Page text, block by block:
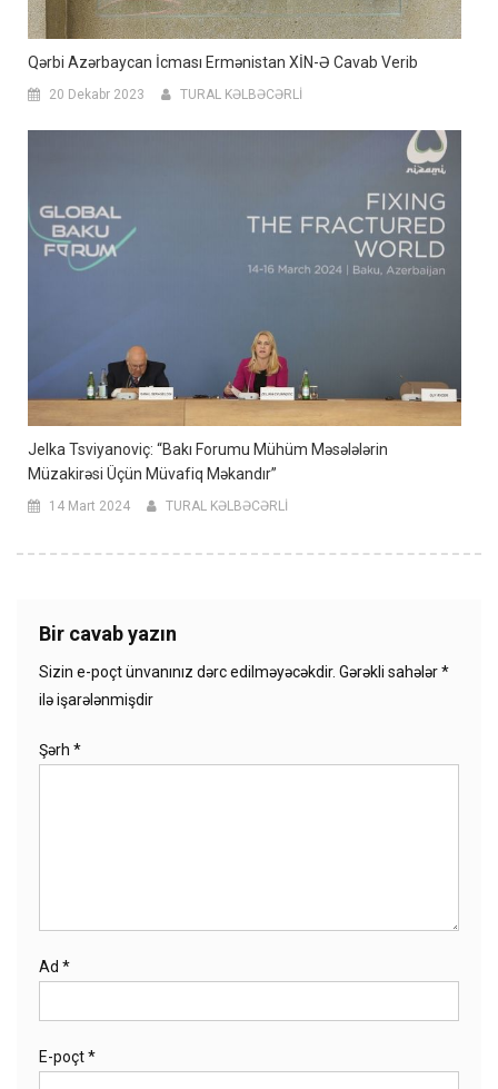
Qərbi Azərbaycan İcması Ermənistan XİN-Ə Cavab Verib
20 Dekabr 2023 TURAL KƏLBƏCƏRLİ
Jelka Tsviyanoviç: “Bakı Forumu Mühüm Məsələlərin
Müzakirəsi Üçün Müvafiq Məkandır”
14 Mart 2024 TURAL KƏLBƏCƏRLİ
Bir cavab yazın
Sizin e-poçt ünvanınız dərc edilməyəcəkdir. Gərəkli sahələr*
ilə işarələnmişdir
Şərh *
Ad *
E-poçt*